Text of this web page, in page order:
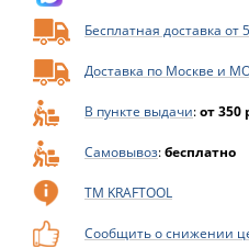
Бесплатная доставка от
Доставка по Москве и
В пункте выдачи:от 350
Самовывоз:бесплатно
ТМ KRAFTOOL
Сообщить о снижении